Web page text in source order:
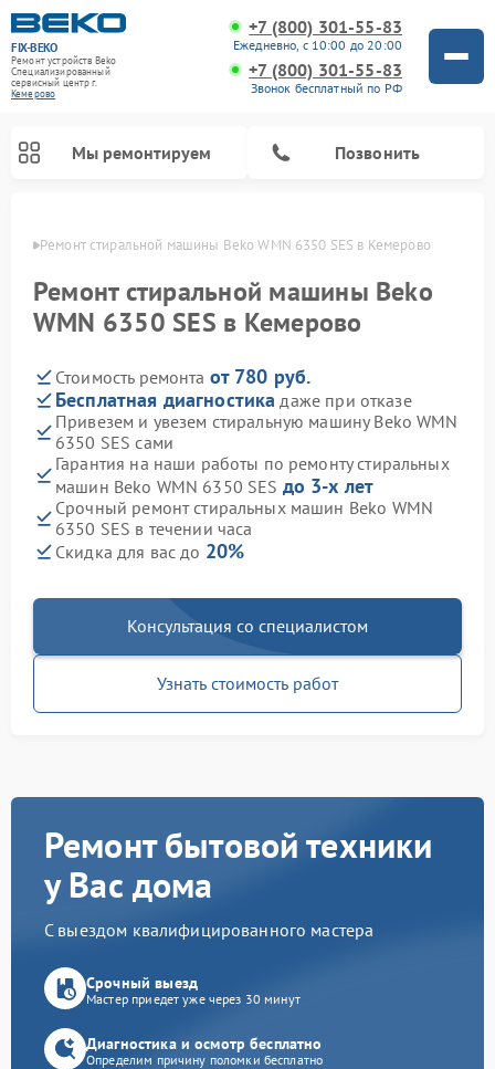
FIX-BEKO
Ремонт устройств Beko
Специализированный
cервисный центр г.
Кемерово
+7 (800) 301-55-83
Ежедневно, с 10:00 до 20:00
+7 (800) 301-55-83
Звонок бесплатный по РФ
Мы ремонтируем Позвонить
Ремонт стиральной машины Beko WMN 6350 SES в Кемерово
Ремонт стиральной машины Beko
WMN 6350 SES в Кемерово
Стоимость ремонта от 780 руб.
Бесплатная диагностика даже при отказе
Привезем и увезем стиральную машину Beko WMN
6350 SES сами
Гарантия на наши работы по ремонту стиральных
машин Beko WMN 6350 SES до 3-х лет
Срочный ремонт стиральных машин Beko WMN
6350 SES в течении часа
Скидка для вас до 20%
Консультация со специалистом
Узнать стоимость работ
Ремонт бытовой техники
у Вас дома
С выездом квалифицированного мастера
Срочный выезд
Мастер приедет уже через 30 минут
Диагностика и осмотр бесплатно
Определим причину поломки бесплатно